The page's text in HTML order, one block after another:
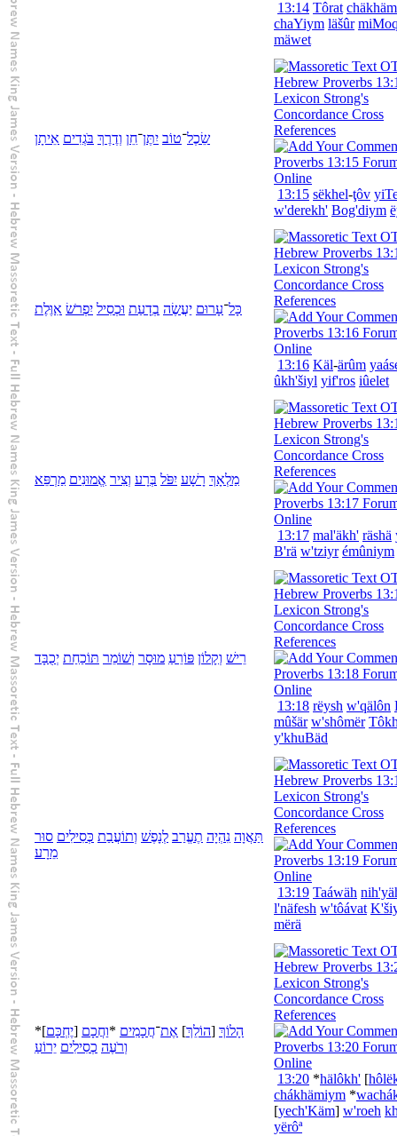
13:14 Tôrat chäkhäm
chaYiym läšûr mi
mäwet
שֵׂכֶל־טוֹב יִתֶּן־חֵן וְדֶרֶךְ בֹּגְדִים אֵיתָן
13:15 sëkhel-ţôv
w'derekh' Bog'diym
כָּל־עָרוּם יַעֲשֶׂה בְדָעַת וּכְסִיל יִפְרֹשׂ אִוֶּלֶת
13:16 Käl-ärûm
ûkh'šiyl yif'ros iûelet
מַלְאָךְ רָשָׁע יִפֹּל בְּרָע וְצִיר אֱמוּנִים מַרְפֵּא
13:17 mal'äkh' räshä
B'rä w'tziyr émûniym
רֵישׁ וְקָלוֹן פּוֹרֵעַ מוּסָר וְשׁוֹמֵר תּוֹכַחַת יְכֻבָּד
13:18 rëysh w'qälôn
mûšär w'shômër
y'khuBäd
תַּאֲוָה נִהְיָה תֶעֱרַב לְנָפֶשׁ וְתוֹעֲבַת כְּסִילִים סוּר
מֵרָע
13:19 Taáwäh
l'näfesh w'tôávat
mërä
* הָלוֹךְ [הוֹלֵךְ] אֶת־חֲכָמִים *וַחֲכָם [יֶחְכָּם]
וְרֹעֶה כְסִילִים יֵרוֹעַ
13:20 *hälôkh' [
chákhämiym *wa
[yech'Käm] w'roeh
yërôª